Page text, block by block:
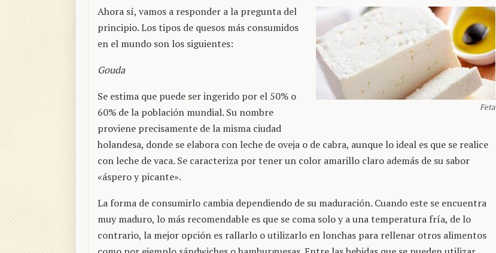
Feta
Ahora sí, vamos a responder a la pregunta del
principio. Los tipos de quesos más consumidos
en el mundo son los siguientes:
Gouda
Se estima que puede ser ingerido por el 50% o
60% de la población mundial. Su nombre
proviene precisamente de la misma ciudad
holandesa, donde se elabora con leche de oveja o de cabra, aunque lo ideal es que se realice
con leche de vaca. Se caracteriza por tener un color amarillo claro además de su sabor
«áspero y picante».
La forma de consumirlo cambia dependiendo de su maduración. Cuando este se encuentra
muy maduro, lo más recomendable es que se coma solo y a una temperatura fría, de lo
contrario, la mejor opción es rallarlo o utilizarlo en lonchas para rellenar otros alimentos